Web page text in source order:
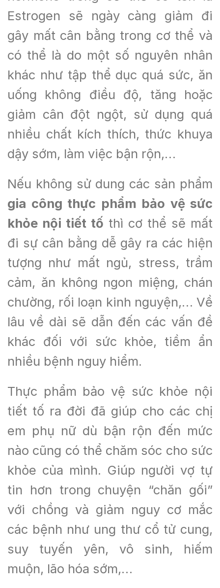
Estrogen sẽ ngày càng giảm đi
gây mất cân bằng trong cơ thể và
có thể là do một số nguyên nhân
khác như tập thể dục quá sức, ăn
uống không điều độ, tăng hoặc
giảm cân đột ngột, sử dụng quá
nhiều chất kích thích, thức khuya
dậy sớm, làm việc bận rộn,…
Nếu không sử dung các sản phẩm
gia công thực phẩm bảo vệ sức
khỏe nội tiết tố thì cơ thể sẽ mất
đi sự cân bằng dễ gây ra các hiện
tượng như mất ngủ, stress, trầm
cảm, ăn không ngon miệng, chán
chường, rối loạn kinh nguyện,… Về
lâu về dài sẽ dẫn đến các vấn đề
khác đối với sức khỏe, tiềm ẩn
nhiều bệnh nguy hiểm.
Thực phẩm bảo vệ sức khỏe nội
tiết tố ra đời đã giúp cho các chị
em phụ nữ dù bận rộn đến mức
nào cũng có thể chăm sóc cho sức
khỏe của mình. Giúp người vợ tự
tin hơn trong chuyện “chăn gối”
với chồng và giảm nguy cơ mắc
các bệnh như ung thư cổ tử cung,
suy tuyến yên, vô sinh, hiếm
muộn, lão hóa sớm,…